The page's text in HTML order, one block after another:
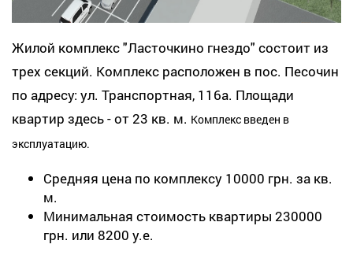
Жилой комплекс "Ласточкино гнездо" состоит из
трех секций. Комплекс расположен в пос. Песочин
по адресу: ул. Транспортная, 116а. Площади
квартир здесь - от 23 кв. м. Комплекс введен в
эксплуатацию.
Средняя цена по комплексу 10000 грн. за кв.
м.
Минимальная стоимость квартиры 230000
грн. или 8200 у.е.